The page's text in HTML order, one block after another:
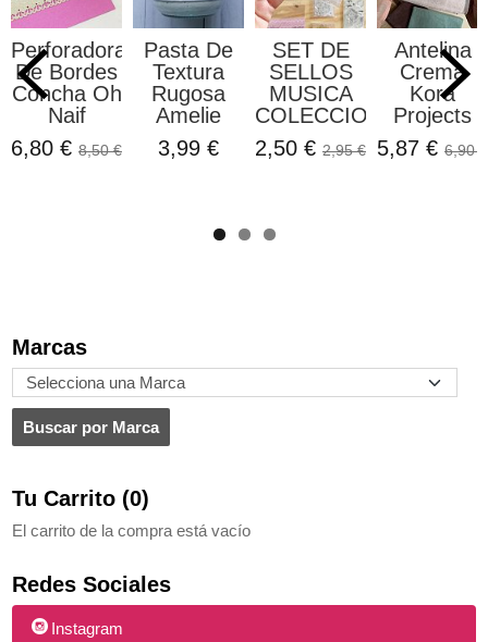
Marcas
Tu Carrito (0)
El carrito de la compra está vacío
Redes Sociales
Instagram
Perforadora
De Bordes
Concha Oh
Naif
6,80 € 8,50 €
Pasta De
Textura
Rugosa
Amelie
3,99 €
SET DE
SELLOS
MUSICA
COLECCION...
2,50 € 2,95 €
Antelina
Crema
Kora
Projects
5,87 € 6,90 €